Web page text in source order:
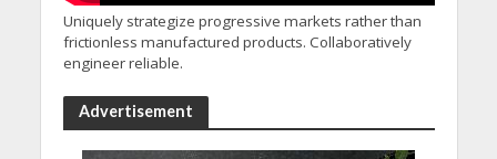
Uniquely strategize progressive markets rather than
frictionless manufactured products. Collaboratively
engineer reliable.
Advertisement